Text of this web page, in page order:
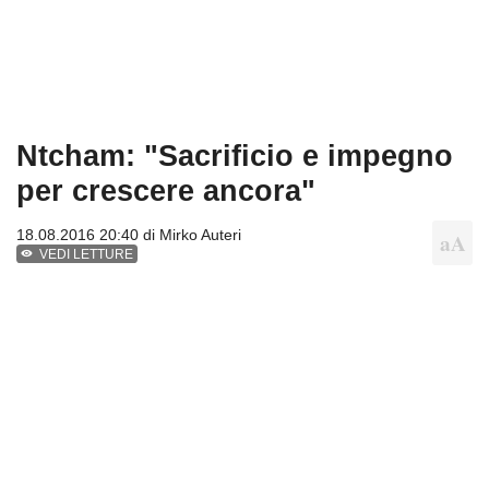
Ntcham: "Sacrificio e impegno
per crescere ancora"
18.08.2016 20:40 di Mirko Auteri
VEDI LETTURE